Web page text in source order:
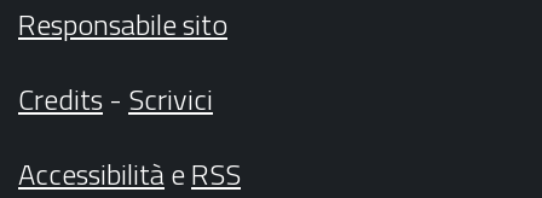
Responsabile sito
Credits- Scrivici
AccessibilitàeRSS